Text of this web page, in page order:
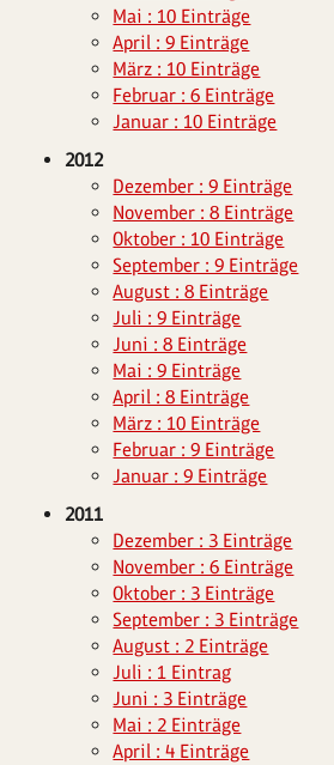
Mai : 10 Einträge
April : 9 Einträge
März : 10 Einträge
Februar : 6 Einträge
Januar : 10 Einträge
2012
Dezember : 9 Einträge
November : 8 Einträge
Oktober : 10 Einträge
September : 9 Einträge
August : 8 Einträge
Juli : 9 Einträge
Juni : 8 Einträge
Mai : 9 Einträge
April : 8 Einträge
März : 10 Einträge
Februar : 9 Einträge
Januar : 9 Einträge
2011
Dezember : 3 Einträge
November : 6 Einträge
Oktober : 3 Einträge
September : 3 Einträge
August : 2 Einträge
Juli : 1 Eintrag
Juni : 3 Einträge
Mai : 2 Einträge
April : 4 Einträge